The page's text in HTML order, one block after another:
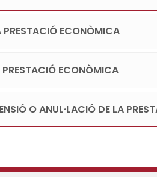
PRESTACIÓ ECONÒMICA
PRESTACIÓ ECONÒMICA
O ANUL·LACIÓ DE LA